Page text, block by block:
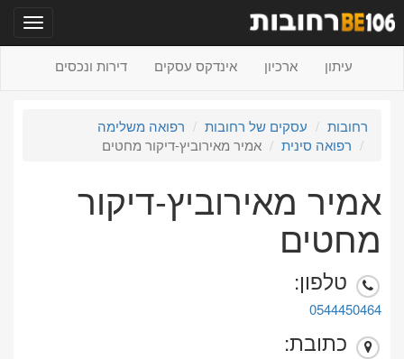
עיתון ארכיון אינדקס עסקים דירות ונכסים
רחובות עסקים של רחובות
רפואה משלימה
רפואה סינית
אמיר מאירוביץ-דיקור מחטים
אמיר מאירוביץ-דיקור
מחטים
טלפון:
0544450464
כתובת: